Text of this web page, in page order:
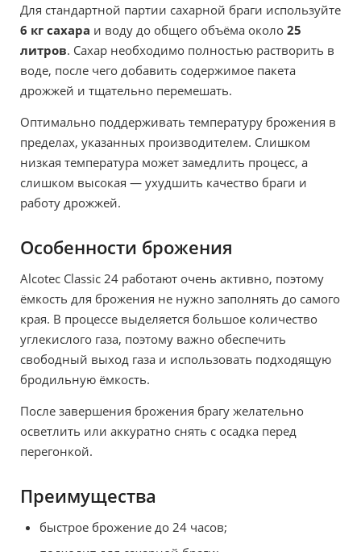
Для стандартной партии сахарной браги используйте
6 кг сахара и воду до общего объёма около 25
литров. Сахар необходимо полностью растворить в
воде, после чего добавить содержимое пакета
дрожжей и тщательно перемешать.
Оптимально поддерживать температуру брожения в
пределах, указанных производителем. Слишком
низкая температура может замедлить процесс, а
слишком высокая — ухудшить качество браги и
работу дрожжей.
Особенности брожения
Alcotec Classic 24 работают очень активно, поэтому
ёмкость для брожения не нужно заполнять до самого
края. В процессе выделяется большое количество
углекислого газа, поэтому важно обеспечить
свободный выход газа и использовать подходящую
бродильную ёмкость.
После завершения брожения брагу желательно
осветлить или аккуратно снять с осадка перед
перегонкой.
Преимущества
быстрое брожение до 24 часов;